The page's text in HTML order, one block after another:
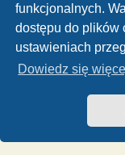
funkcjonalnych.
dostępu do plików
ustawieniach
Dowiedz się
Forum Dinozaury.com
Polski